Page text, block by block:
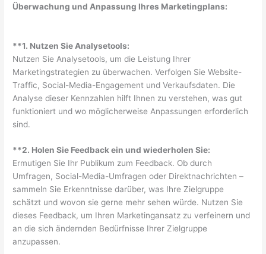
Überwachung und Anpassung Ihres Marketingplans:
**1. Nutzen Sie Analysetools:
Nutzen Sie Analysetools, um die Leistung Ihrer
Marketingstrategien zu überwachen. Verfolgen Sie Website-
Traffic, Social-Media-Engagement und Verkaufsdaten. Die
Analyse dieser Kennzahlen hilft Ihnen zu verstehen, was gut
funktioniert und wo möglicherweise Anpassungen erforderlich
sind.
**2. Holen Sie Feedback ein und wiederholen Sie:
Ermutigen Sie Ihr Publikum zum Feedback. Ob durch
Umfragen, Social-Media-Umfragen oder Direktnachrichten –
sammeln Sie Erkenntnisse darüber, was Ihre Zielgruppe
schätzt und wovon sie gerne mehr sehen würde. Nutzen Sie
dieses Feedback, um Ihren Marketingansatz zu verfeinern und
an die sich ändernden Bedürfnisse Ihrer Zielgruppe
anzupassen.